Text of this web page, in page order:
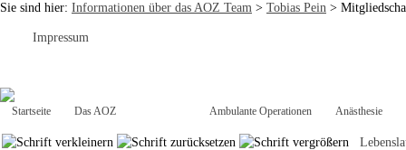
Sie sind hier: Informationen über das AOZ Team > Tobias Pein >
Impressum
Startseite Das AOZ Ambulante Operationen Anästhesie